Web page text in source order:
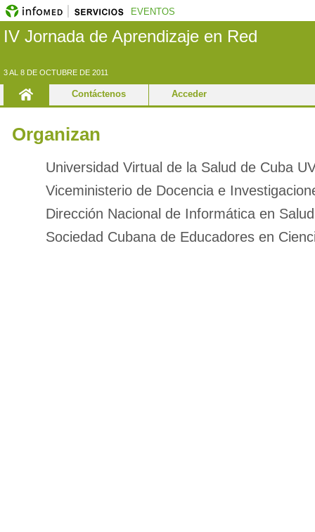
EVENTOS
IV Jornada de Aprendizaje en Red
3 AL 8 DE OCTUBRE DE 2011
Contáctenos Acceder
Organizan
Universidad Virtual de la Salud de Cuba
Viceministerio de Docencia e
Dirección Nacional de Informática en Salud
Sociedad Cubana de Educadores en